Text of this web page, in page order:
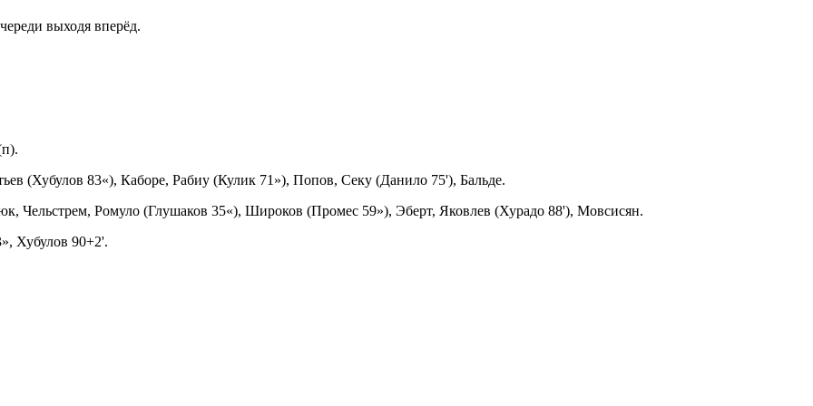
выходя вперёд.
(Хубулов 83«), Каборе, Рабиу (Кулик 71»), Попов, Секу (Данило 75'), Бальде.
Чельстрем, Ромуло (Глушаков 35«), Широков (Промес 59»), Эберт, Яковлев (Хурадо 88'), Мовсисян.
Хубулов 90+2'.